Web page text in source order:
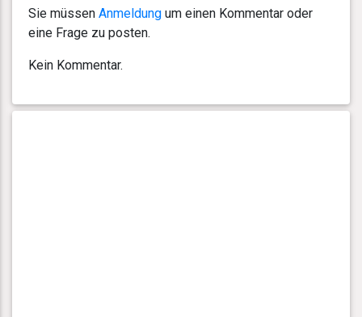
Sie müssen Anmeldung um einen Kommentar oder
eine Frage zu posten.
Kein Kommentar.